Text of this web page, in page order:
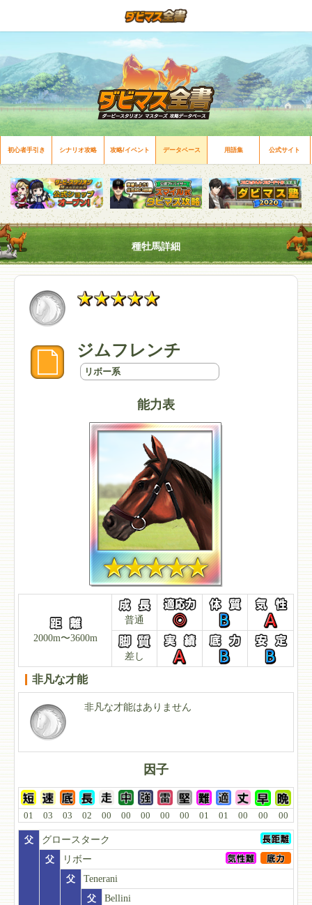
初心者手引き シナリオ攻略 攻略/イベント データベース 用語集 公式サイト
種牡馬詳細
ジムフレンチ
リボー系
能力表
2000m〜3600m
普通
差し
非凡な才能
非凡な才能はありません
因子
01 03 03 02 00 00 00 00 00 01 01 00 00 00
父
グロースターク
父
リボー
父
Tenerani
父
Bellini